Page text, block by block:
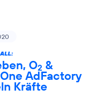
O2 &
AdFactory
Kräfte